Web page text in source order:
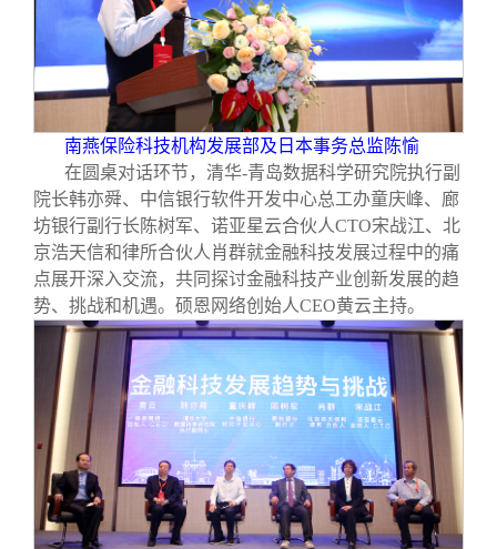
南燕保险科技机构发展部及日本事务总监陈愉
在圆桌对话环节，清华-青岛数据科学研究院执行副
院长韩亦舜、中信银行软件开发中心总工办童庆峰、廊
坊银行副行长陈树军、诺亚星云合伙人CTO宋战江、北
京浩天信和律所合伙人肖群就金融科技发展过程中的痛
点展开深入交流，共同探讨金融科技产业创新发展的趋
势、挑战和机遇。硕恩网络创始人CEO黄云主持。